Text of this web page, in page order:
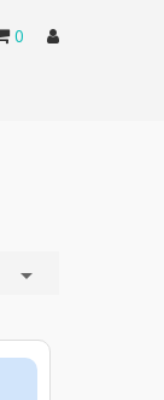
0
